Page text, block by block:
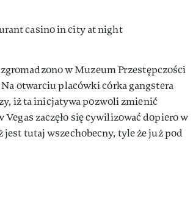
w Muzeum Przestępczości
otwarciu placówki córka gangstera
iż ta inicjatywa pozwoli zmienić
zaczęło się cywilizować dopiero w
tutaj wszechobecny, tyle że już pod